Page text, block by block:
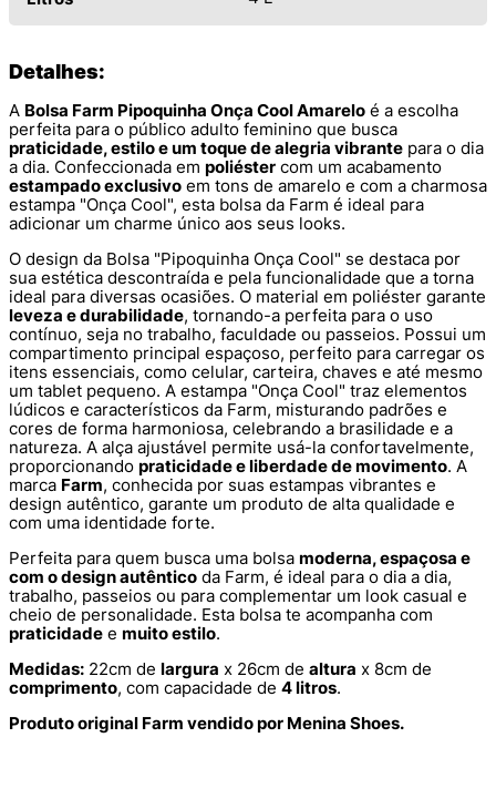
Detalhes:
A Bolsa Farm Pipoquinha Onça Cool Amarelo é a escolha
perfeita para o público adulto feminino que busca
praticidade, estilo e um toque de alegria vibrante para o dia
a dia. Confeccionada em poliéster com um acabamento
estampado exclusivo em tons de amarelo e com a charmosa
estampa "Onça Cool", esta bolsa da Farm é ideal para
adicionar um charme único aos seus looks.
O design da Bolsa "Pipoquinha Onça Cool" se destaca por
sua estética descontraída e pela funcionalidade que a torna
ideal para diversas ocasiões. O material em poliéster garante
leveza e durabilidade, tornando-a perfeita para o uso
contínuo, seja no trabalho, faculdade ou passeios. Possui um
compartimento principal espaçoso, perfeito para carregar os
itens essenciais, como celular, carteira, chaves e até mesmo
um tablet pequeno. A estampa "Onça Cool" traz elementos
lúdicos e característicos da Farm, misturando padrões e
cores de forma harmoniosa, celebrando a brasilidade e a
natureza. A alça ajustável permite usá-la confortavelmente,
proporcionando praticidade e liberdade de movimento. A
marca Farm, conhecida por suas estampas vibrantes e
design autêntico, garante um produto de alta qualidade e
com uma identidade forte.
Perfeita para quem busca uma bolsa moderna, espaçosa e
com o design autêntico da Farm, é ideal para o dia a dia,
trabalho, passeios ou para complementar um look casual e
cheio de personalidade. Esta bolsa te acompanha com
praticidade e muito estilo.
Medidas: 22cm de largura x 26cm de altura x 8cm de
comprimento, com capacidade de 4 litros.
Produto original Farm vendido por Menina Shoes.